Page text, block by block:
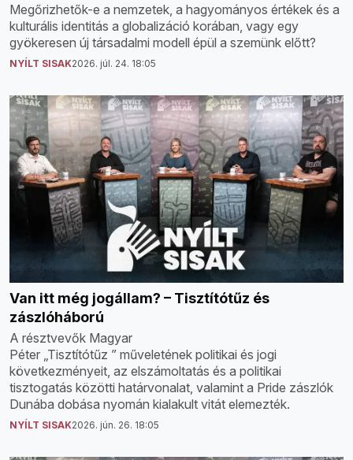
Megőrizhetők-e a nemzetek, a hagyományos értékek és a
kulturális identitás a globalizáció korában, vagy egy
gyökeresen új társadalmi modell épül a szemünk előtt?
NYÍLT SISAK2026. júl. 24. 18:05
Van itt még jogállam? – Tisztítótűz és
zászlóháború
A résztvevők Magyar
Péter „Tisztítótűz ” műveletének politikai és jogi
következményeit, az elszámoltatás és a politikai
tisztogatás közötti határvonalat, valamint a Pride zászlók
Dunába dobása nyomán kialakult vitát elemezték.
NYÍLT SISAK2026. jún. 26. 18:05